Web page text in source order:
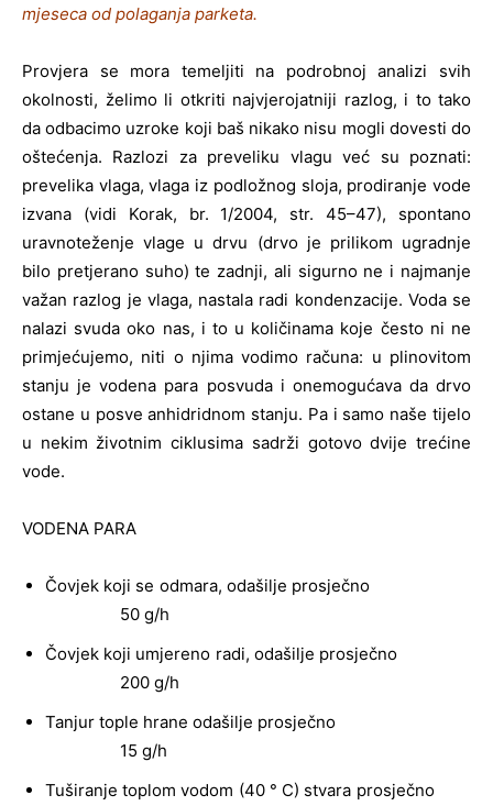
mjeseca od polaganja parketa.
Provjera se mora temeljiti na podrobnoj analizi svih
okolnosti, želimo li otkriti najvjerojatniji razlog, i to tako
da odbacimo uzroke koji baš nikako nisu mogli dovesti do
oštećenja. Razlozi za preveliku vlagu već su poznati:
prevelika vlaga, vlaga iz podložnog sloja, prodiranje vode
izvana (vidi Korak, br. 1/2004, str. 45–47), spontano
uravnoteženje vlage u drvu (drvo je prilikom ugradnje
bilo pretjerano suho) te zadnji, ali sigurno ne i najmanje
važan razlog je vlaga, nastala radi kondenzacije. Voda se
nalazi svuda oko nas, i to u količinama koje često ni ne
primjećujemo, niti o njima vodimo računa: u plinovitom
stanju je vodena para posvuda i onemogućava da drvo
ostane u posve anhidridnom stanju. Pa i samo naše tijelo
u nekim životnim ciklusima sadrži gotovo dvije trećine
vode.
VODENA PARA
Čovjek koji se odmara, odašilje prosječno
50 g/h
Čovjek koji umjereno radi, odašilje prosječno
200 g/h
Tanjur tople hrane odašilje prosječno
15 g/h
Tuširanje toplom vodom (40 ° C) stvara prosječno